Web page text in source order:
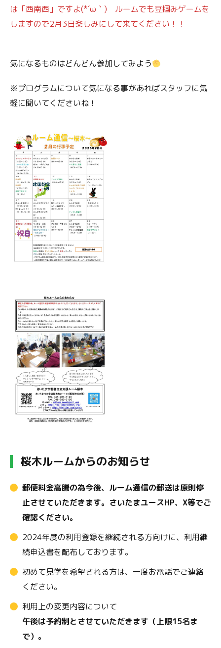
は「西南西」ですよ(*´ω｀) ルームでも豆掴みゲームを
しますので2月3日楽しみにして来てください！！
気になるものはどんどん参加してみよう
※プログラムについて気になる事があればスタッフに気
軽に聞いてくださいね！
桜木ルームからのお知らせ
郵便料金高騰の為今後、ルーム通信の郵送は原則停
止させていただきます。さいたまユースHP、X等でご
確認ください。
2024年度の利用登録を継続される方向けに、利用継
続申込書を配布しております。
初めて見学を希望される方は、一度お電話でご連絡
ください。
利用上の変更内容について
午後は予約制とさせていただきます（上限15名ま
で）。